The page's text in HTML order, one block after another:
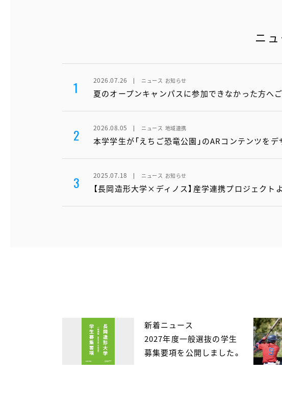
ニ
1 2026.07.26 ニュース お知らせ
夏のオープンキャンパスに参加できなかった方へ
2 2026.08.05 ニュース 地域連携
本学学生が「えちご恐竜公園」のARコンテンツを
3 2025.07.18 ニュース お知らせ
【長岡造形大学×ディノス】産学連携プロジェクト
新着ニュース
2027年度一般選抜の学生
募集要項を公開しました。